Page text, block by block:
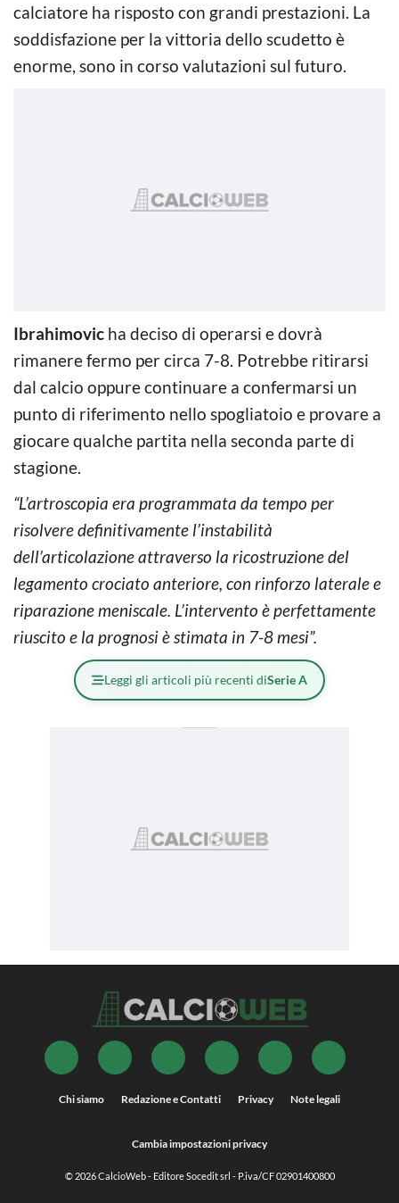
calciatore ha risposto con grandi prestazioni. La
soddisfazione per la vittoria dello scudetto è
enorme, sono in corso valutazioni sul futuro.
Ibrahimovic ha deciso di operarsi e dovrà
rimanere fermo per circa 7-8. Potrebbe ritirarsi
dal calcio oppure continuare a confermarsi un
punto di riferimento nello spogliatoio e provare a
giocare qualche partita nella seconda parte di
stagione.
“L’artroscopia era programmata da tempo per
risolvere definitivamente l’instabilità
dell’articolazione attraverso la ricostruzione del
legamento crociato anteriore, con rinforzo laterale e
riparazione meniscale. L’intervento è perfettamente
riuscito e la prognosi è stimata in 7-8 mesi”.
Leggi gli articoli più recenti diSerie A
Chi siamo Redazione e Contatti Privacy Note legali
Cambia impostazioni privacy
© 2026CalcioWeb- Editore Socedit srl - P.iva/CF 02901400800